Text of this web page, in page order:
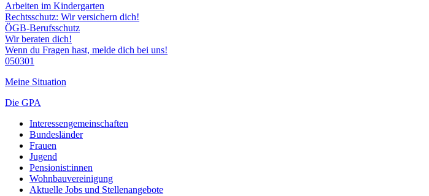
Arbeiten im Kindergarten
Rechtsschutz: Wir versichern dich!
ÖGB-Berufsschutz
Wir beraten dich!
Wenn du Fragen hast, melde dich bei uns!
050301
Meine Situation
Die GPA
Interessengemeinschaften
Bundesländer
Frauen
Jugend
Pensionist:innen
Wohnbauvereinigung
Aktuelle Jobs und Stellenangebote